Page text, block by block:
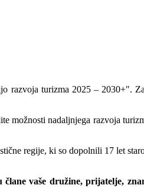
turizma 2025 – 2030+".
nadaljnjega razvoja
regije, ki so dopolnili 17 let
vaše družine, prijatelje,